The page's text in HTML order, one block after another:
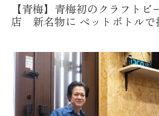
【青梅】青梅初のクラフト
店 新名物に ペットボトルで